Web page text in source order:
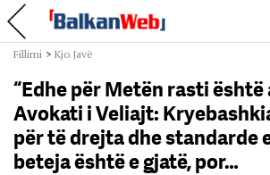
Fillimi > Kjo Javë
“Edhe për Metën rasti
Avokati i Veliajt:
për të drejta dhe standarde
beteja është e gjatë, por…